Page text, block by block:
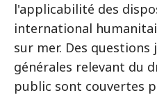
l'applicabilité des
international
sur mer. Des
générales relevant du
public sont couvertes